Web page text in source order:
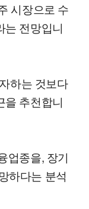
시장으로 수
는 전망입니
하는 것보다
을 추천합니
업종을, 장기
하다는 분석